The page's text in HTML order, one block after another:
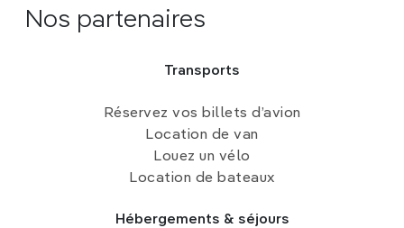
Nos partenaires
Transports
Réservez vos billets d’avion
Location de van
Louez un vélo
Location de bateaux
Hébergements & séjours